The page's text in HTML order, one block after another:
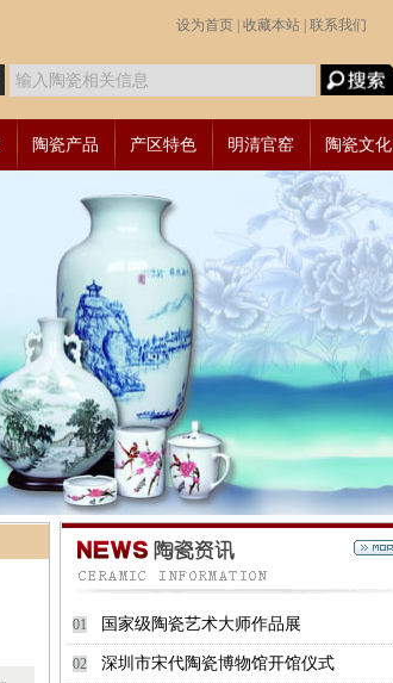
设为首页 | 收藏本站 | 联系我们
陶瓷产品 产区特色 明清官窑 陶瓷文化
01 国家级陶瓷艺术大师作品展
02 深圳市宋代陶瓷博物馆开馆仪式